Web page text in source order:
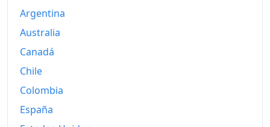
Argentina
Australia
Canadá
Chile
Colombia
España